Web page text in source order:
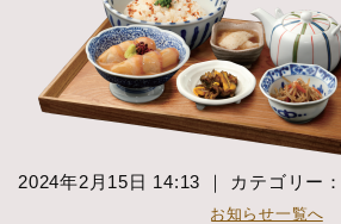
2024年2月15日 14:13 ｜ カテゴリー：
お知らせ一覧へ